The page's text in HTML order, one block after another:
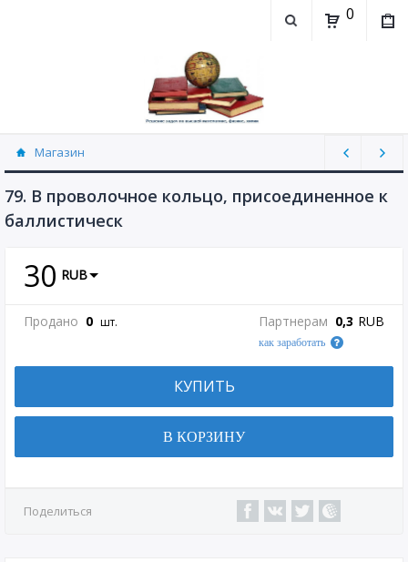
0
Магазин
Физика, химия (рассылаю Doc+PDF) (8689)
79. В проволочное кольцо, присоединенное к
баллистическ
30 RUB
Продано 0 шт. Партнерам 0,3 RUB
как заработать
КУПИТЬ
В КОРЗИНУ
Поделиться